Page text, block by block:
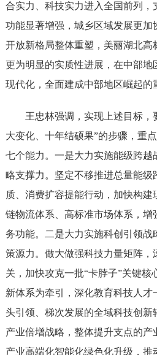
合实力、科技实力进入全国前列，
功能显著增强，城乡区域发展更加
开放新格局整体重塑，美丽湖北高
更为明显的实质性进展，在中部地
现代化，全面建成中部地区崛起的
王忠林强调，实现上述目标，
大变化、十年结硕果”的步骤，重
七个能力。一是大力实施能级跨越
略支撑力。坚定不移推进总量能级
质、消费扩容提能行动，加快构
链物流体系、高标准市场体系，增
务功能。二是大力实施科创引领战
策源力。做大做强科技力量矩阵，
关，加快攻克一批“卡脖子”关键核
新体系为牵引，深化教育科技人才
头引领、梯次发展的全域科技创新
产业倍增战略，整体提升支点的
产业高端化智能化绿色化升级，推